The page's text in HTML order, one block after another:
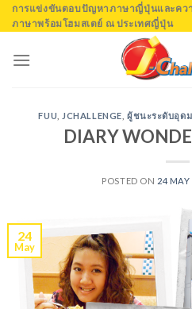
Skip
to
การแข่งขันตอบปัญหาภาษาญี่ปุ่นและคว
ภาษาพร้อมโฮมสเตย์ ณ ประเทศญี่ปุ่น
FUU JCHALLENGE ผู้ชนะระดับอุด
DIARY
POSTED ON 24 MAY
24
May